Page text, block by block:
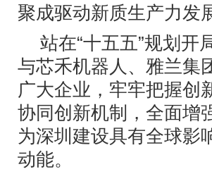
聚成驱动新质生产力发
站在“十五五”规划开
与芯禾机器人、雅兰集
广大企业，牢牢把握创
协同创新机制，全面增
为深圳建设具有全球影
动能。